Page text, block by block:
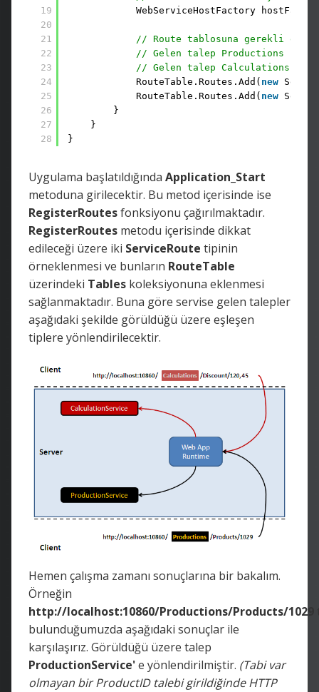
19
20
21
22
23
24
25
26
27
28
WebServiceHostFactory
// Route tablosuna gerekli
// Gelen talep Productions
// Gelen talep Calculations
RouteTable.Routes.Add( new
RouteTable.Routes.Add( new
}
}
}
Uygulama başlatıldığında Application_Start
metoduna girilecektir. Bu metod içerisinde ise
RegisterRoutesfonksiyonu çağırılmaktadır.
RegisterRoutes metodu içerisinde dikkat
edileceği üzere iki ServiceRoute tipinin
örneklenmesi ve bunların RouteTable
üzerindeki Tables koleksiyonuna eklenmesi
sağlanmaktadır. Buna göre servise gelen talepler
aşağıdaki şekilde görüldüğü üzere eşleşen
tiplere yönlendirilecektir.
Hemen çalışma zamanı sonuçlarına bir bakalım.
Örneğin
http://localhost:10860/Productions/Products/1029
bulunduğumuzda aşağıdaki sonuçlar ile
karşılaşırız. Görüldüğü üzere talep
ProductionService'e yönlendirilmiştir. (Tabi var
olmayan bir ProductID talebi girildiğinde HTTP